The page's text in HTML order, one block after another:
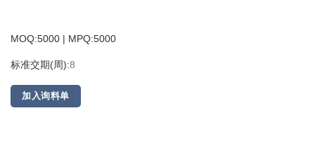
MOQ:5000 | MPQ:5000
标准交期(周):8
加入询料单